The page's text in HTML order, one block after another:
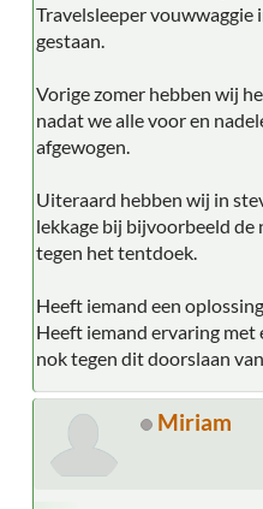
Travelsleeper
gestaan.
Vorige zomer hebben wij
nadat we alle voor en
afgewogen.
Uiteraard hebben wij in
lekkage bij bijvoorbeeld
tegen het tentdoek.
Heeft iemand een
Heeft iemand ervaring
nok tegen dit doorslaan
Miriam